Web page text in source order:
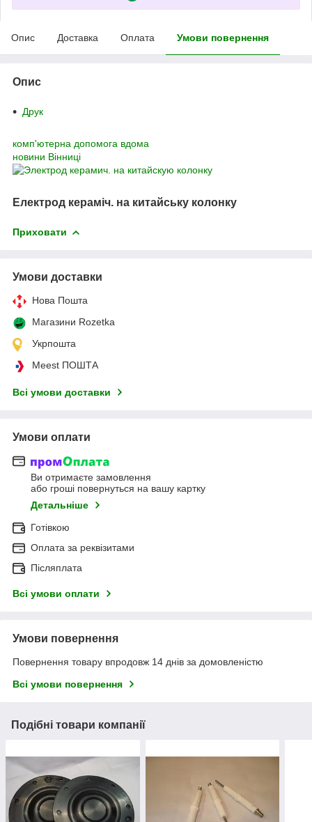
Опис Доставка Оплата Умови повернення
Опис
Друк
комп'ютерна допомога вдома
новини Вінниці
Електрод кераміч. на китайську колонку
Приховати
Умови доставки
Нова Пошта
Магазини Rozetka
Укрпошта
Meest ПОШТА
Всі умови доставки
Умови оплати
Ви отримаєте замовлення
або гроші повернуться на вашу картку
Детальніше
Готівкою
Оплата за реквізитами
Післяплата
Всі умови оплати
Умови повернення
Повернення товару впродовж 14 днів за домовленістю
Всі умови повернення
Подібні товари компанії